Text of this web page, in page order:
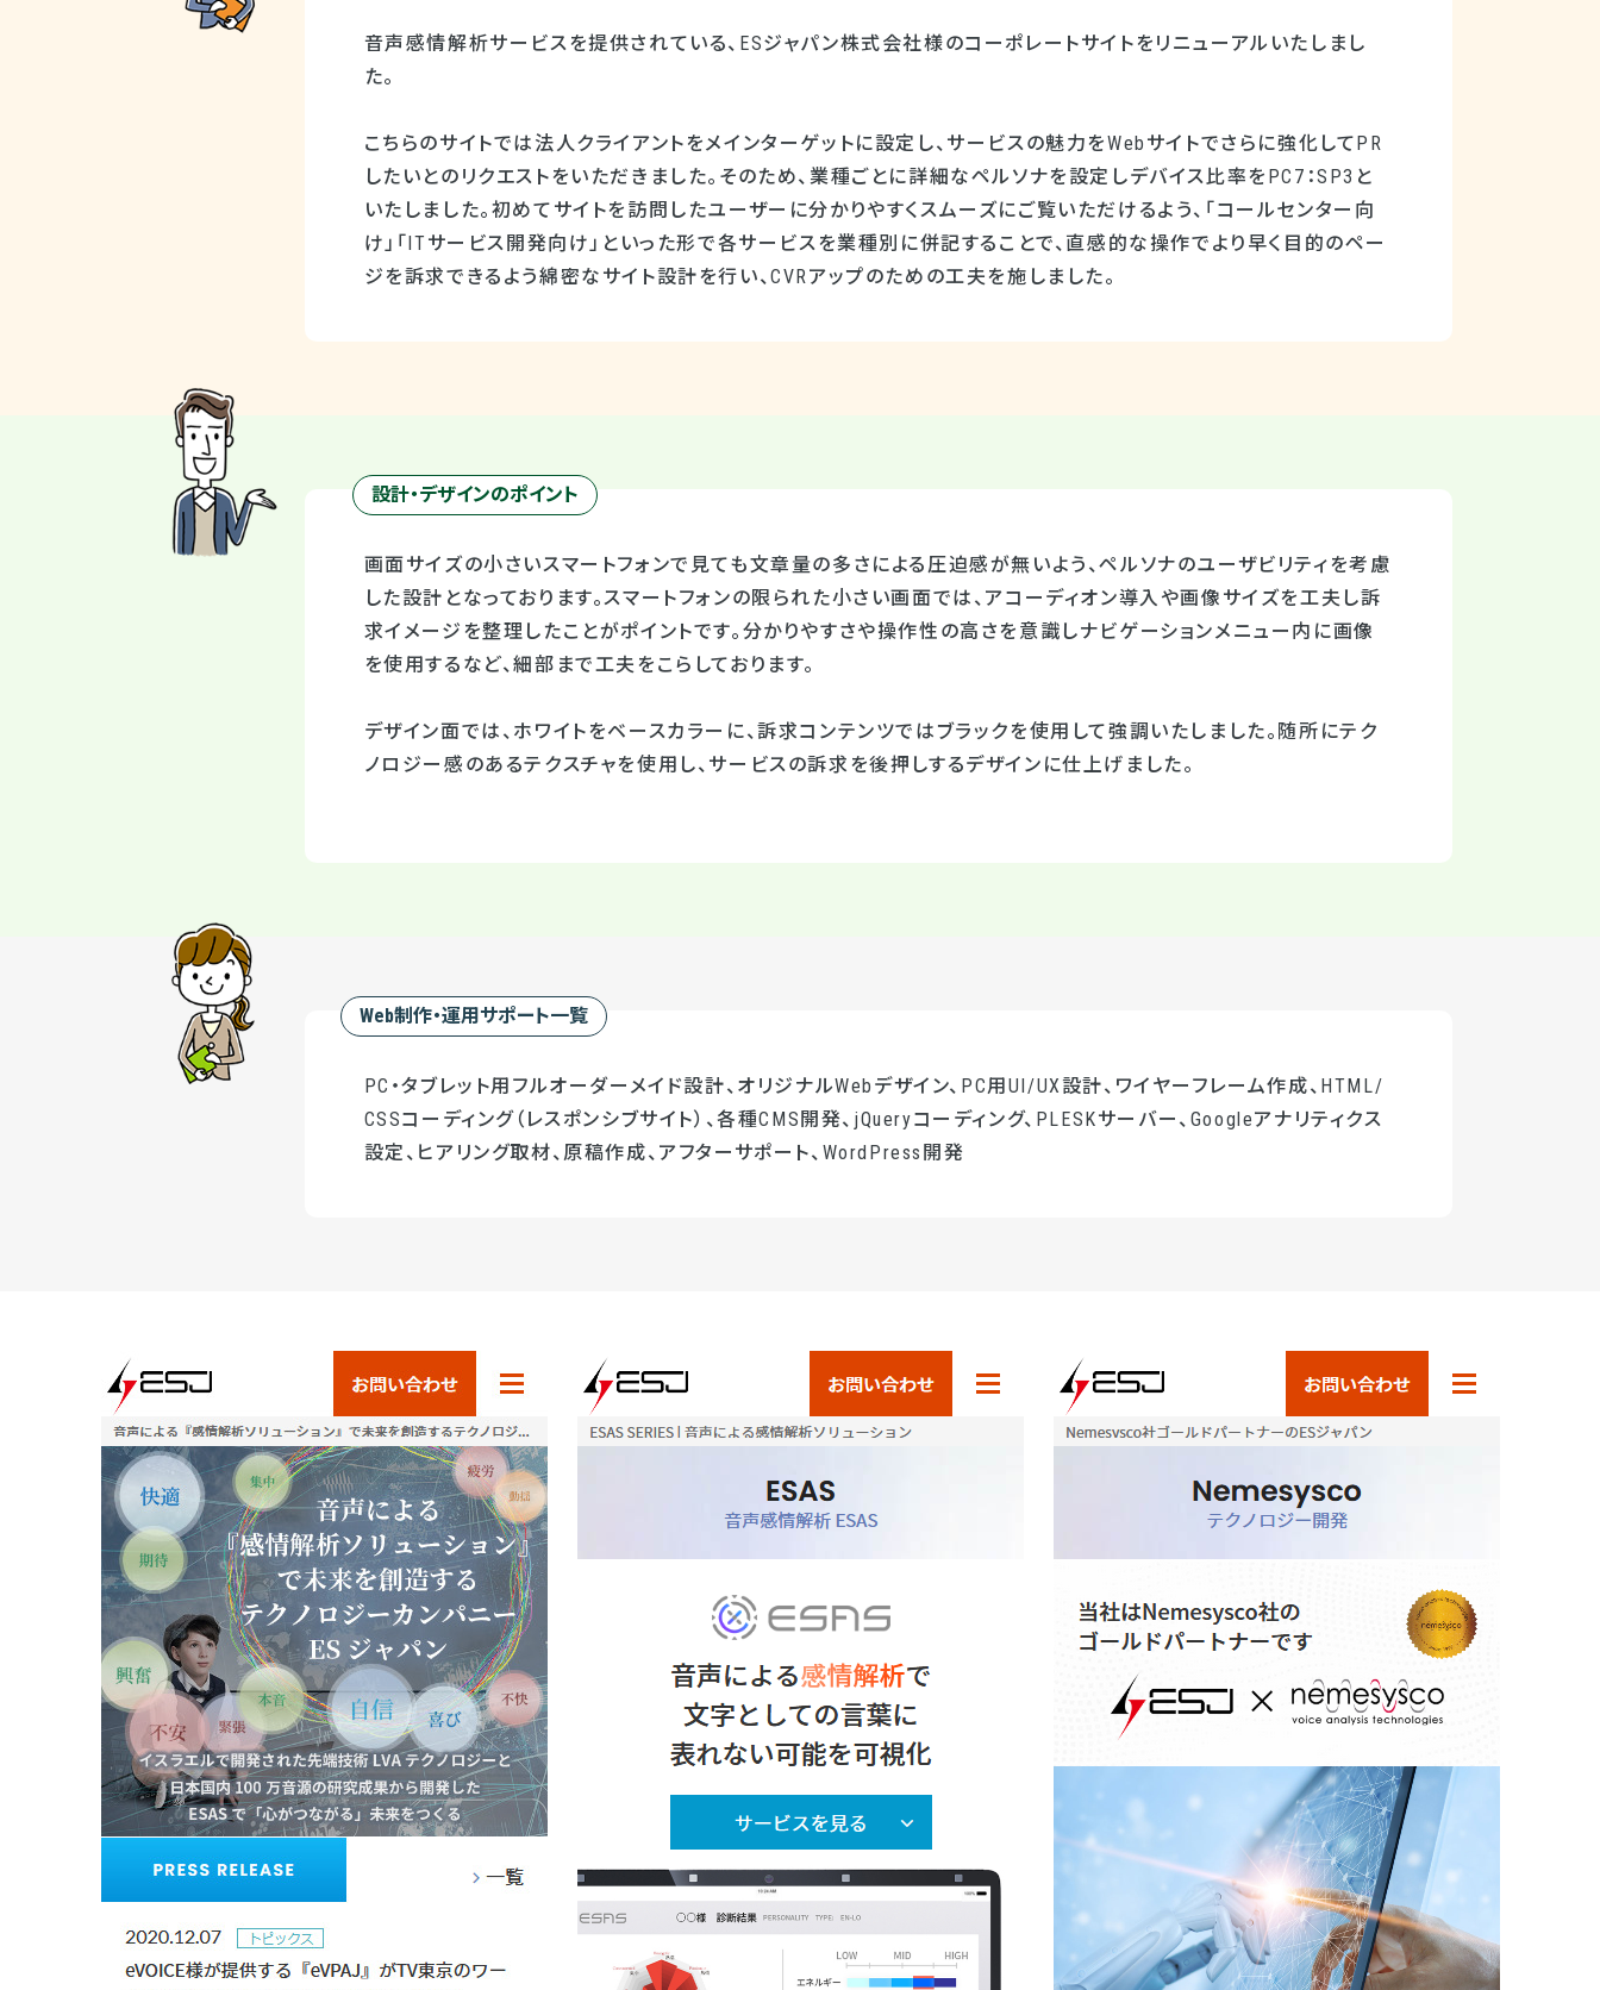
音声感情解析サービスを提供されている、ESジャパン株式会社様のコーポレートサイトをリニューアルいたしまし
た。
こちらのサイトでは法人クライアントをメインターゲットに設定し、サービスの魅力をWebサイトでさらに強化してPR
したいとのリクエストをいただきました。そのため、業種ごとに詳細なペルソナを設定しデバイス比率をPC7：SP3と
いたしました。初めてサイトを訪問したユーザーに分かりやすくスムーズにご覧いただけるよう、「コールセンター向
け」「ITサービス開発向け」といった形で各サービスを業種別に併記することで、直感的な操作でより早く目的のペー
ジを訴求できるよう綿密なサイト設計を行い、CVRアップのための工夫を施しました。
設計・デザインのポイント
画面サイズの小さいスマートフォンで見ても文章量の多さによる圧迫感が無いよう、ペルソナのユーザビリティを考慮
した設計となっております。スマートフォンの限られた小さい画面では、アコーディオン導入や画像サイズを工夫し訴
求イメージを整理したことがポイントです。分かりやすさや操作性の高さを意識しナビゲーションメニュー内に画像
を使用するなど、細部まで工夫をこらしております。
デザイン面では、ホワイトをベースカラーに、訴求コンテンツではブラックを使用して強調いたしました。随所にテク
ノロジー感のあるテクスチャを使用し、サービスの訴求を後押しするデザインに仕上げました。
Web制作・運用サポート一覧
PC・タブレット用フルオーダーメイド設計、オリジナルWebデザイン、PC用UI/UX設計、ワイヤーフレーム作成、HTML/
CSSコーディング（レスポンシブサイト）、各種CMS開発、jQueryコーディング、PLESKサーバー、Googleアナリティクス
設定、ヒアリング取材、原稿作成、アフターサポート、WordPress開発